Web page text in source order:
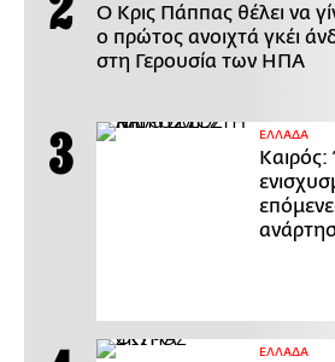
Ο Κρις Πάππας θέλει να
ο πρώτος ανοιχτά γκέι
στη Γερουσία των ΗΠΑ
ΕΛΛΑΔΑ
Καιρός:
ΕΛΛΑΔΑ